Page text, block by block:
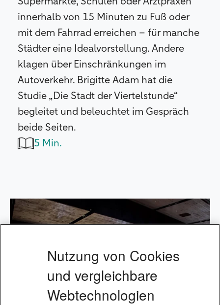
innerhalb von 15 Minuten zu Fuß oder
mit dem Fahrrad erreichen – für manche
Städter eine Idealvorstellung. Andere
klagen über Einschränkungen im
Autoverkehr. Brigitte Adam hat die
Studie „Die Stadt der Viertelstunde“
begleitet und beleuchtet im Gespräch
beide Seiten.
5 Min.
Nutzung von Cookies
und vergleichbare
Webtechnologien